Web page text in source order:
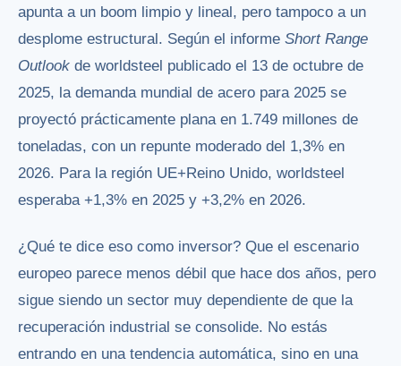
apunta a un boom limpio y lineal, pero tampoco a un
desplome estructural. Según el informe Short Range
Outlook de worldsteel publicado el 13 de octubre de
2025, la demanda mundial de acero para 2025 se
proyectó prácticamente plana en 1.749 millones de
toneladas, con un repunte moderado del 1,3% en
2026. Para la región UE+Reino Unido, worldsteel
esperaba +1,3% en 2025 y +3,2% en 2026.
¿Qué te dice eso como inversor? Que el escenario
europeo parece menos débil que hace dos años, pero
sigue siendo un sector muy dependiente de que la
recuperación industrial se consolide. No estás
entrando en una tendencia automática, sino en una